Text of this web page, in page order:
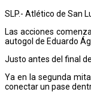
SLP.- Atlético de San
Las acciones
autogol de Eduardo
Justo antes del final
Ya en la segunda
conectar un pase